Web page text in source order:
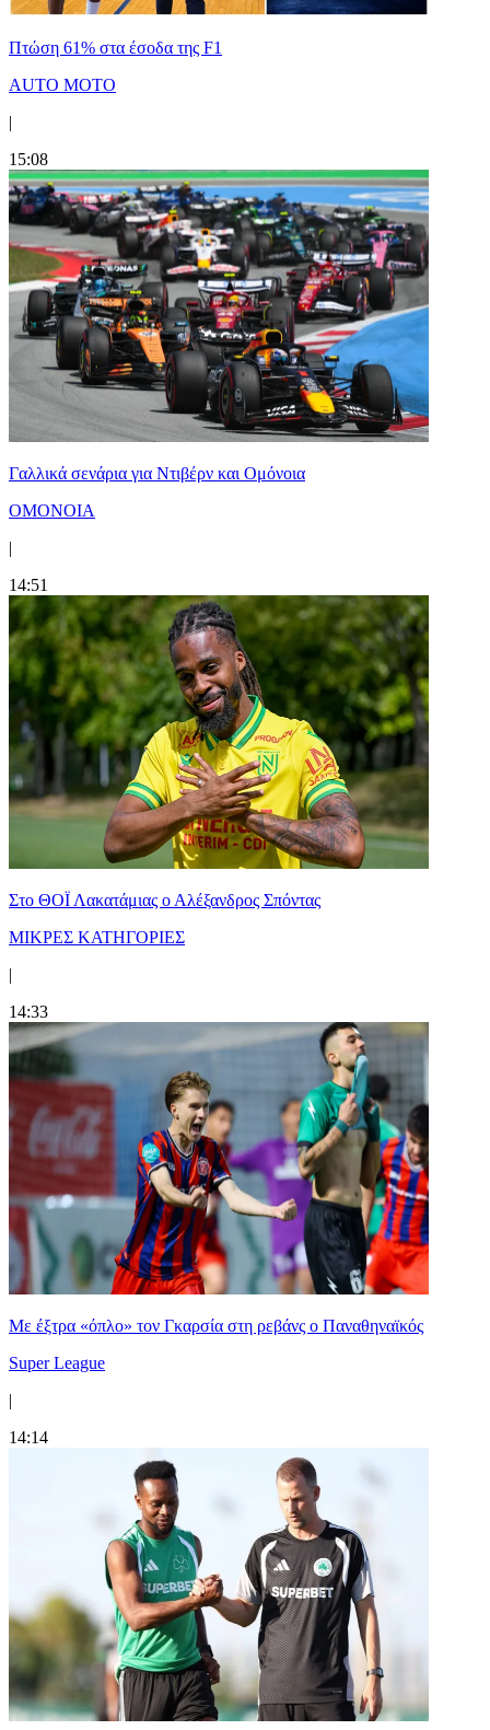
Πτώση 61% στα έσοδα της F1
AUTO MOTO
|
15:08
Γαλλικά σενάρια για Ντιβέρν και Ομόνοια
ΟΜΟΝΟΙΑ
|
14:51
Στο ΘΟΪ Λακατάμιας ο Αλέξανδρος Σπόντας
ΜΙΚΡΕΣ ΚΑΤΗΓΟΡΙΕΣ
|
14:33
Mε έξτρα «όπλο» τον Γκαρσία στη ρεβάνς ο Παναθηναϊκός
Super League
|
14:14